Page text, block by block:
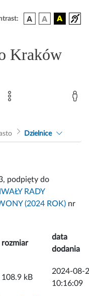
Kraków
Dzielnice
podpięty do
RADY
(2024 ROK) nr
rozmiar
data
dodania
108.9 kB
2024-08-
10:16:09